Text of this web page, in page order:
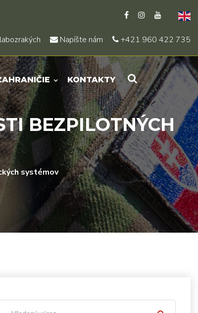
Napíšte nám +421 960 422 735
KONTAKTY
BEZPILOTNÝCH
systémov